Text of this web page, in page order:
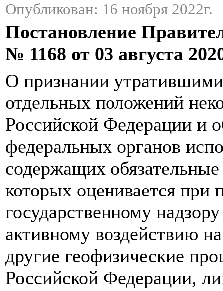
Опубликован: 16 ноября 2022г.
Постановление
№ 1168 от 03 августа
О признании
отдельных положений
Российской Федерации и
федеральных органов
содержащих
которых оценивается при
государственному
активному воздействию
другие геофизические
Российской Федерации,